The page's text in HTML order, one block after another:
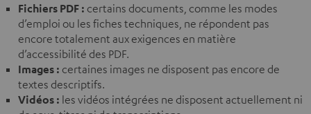
Fichiers PDF : certains documents, comme les modes
d’emploi ou les fiches techniques, ne répondent pas
encore totalement aux exigences en matière
d’accessibilité des PDF.
Images : certaines images ne disposent pas encore de
textes descriptifs.
Vidéos : les vidéos intégrées ne disposent actuellement ni